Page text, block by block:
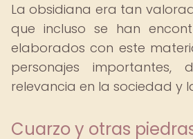
La obsidiana era tan
que incluso se han
elaborados con este
personajes importantes,
relevancia en la sociedad y
Cuarzo y otras